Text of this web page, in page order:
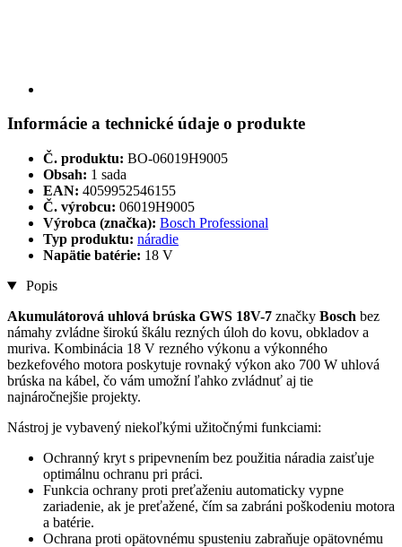
Informácie a technické údaje o produkte
Č. produktu: BO-06019H9005
Obsah: 1 sada
EAN: 4059952546155
Č. výrobcu: 06019H9005
Výrobca (značka): Bosch Professional
Typ produktu: náradie
Napätie batérie: 18 V
Popis
Akumulátorová uhlová brúska GWS 18V-7 značky Bosch bez
námahy zvládne širokú škálu rezných úloh do kovu, obkladov a
muriva. Kombinácia 18 V rezného výkonu a výkonného
bezkefového motora poskytuje rovnaký výkon ako 700 W uhlová
brúska na kábel, čo vám umožní ľahko zvládnuť aj tie
najnáročnejšie projekty.
Nástroj je vybavený niekoľkými užitočnými funkciami:
Ochranný kryt s pripevnením bez použitia náradia zaisťuje
optimálnu ochranu pri práci.
Funkcia ochrany proti preťaženiu automaticky vypne
zariadenie, ak je preťažené, čím sa zabráni poškodeniu motora
a batérie.
Ochrana proti opätovnému spusteniu zabraňuje opätovnému